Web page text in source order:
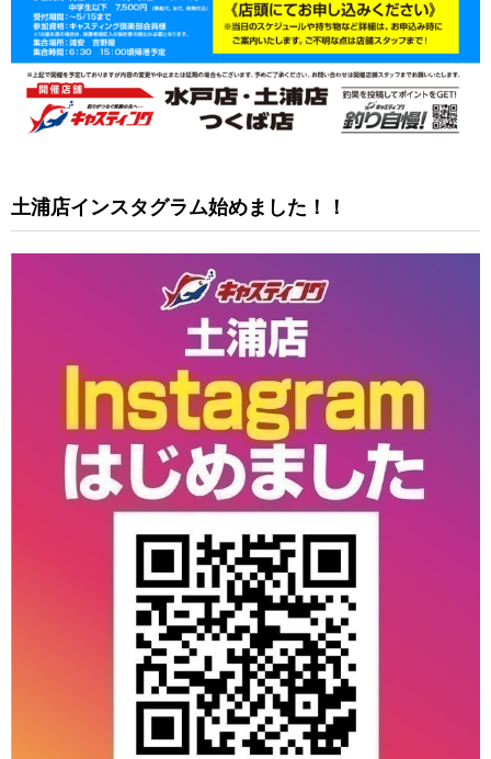
土浦店インスタグラム始めました！！